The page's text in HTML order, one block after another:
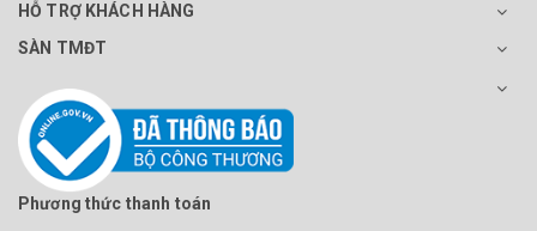
HỖ TRỢ KHÁCH HÀNG
SÀN TMĐT
Phương thức thanh toán